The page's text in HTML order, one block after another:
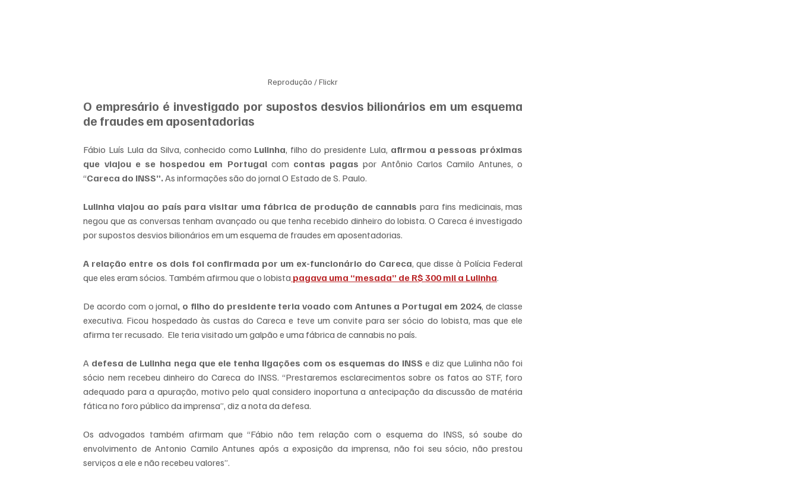
Reprodução / Flickr
O empresário é investigado por supostos desvios bilionários em um esquema
de fraudes em aposentadorias
Fábio Luís Lula da Silva, conhecido como Lulinha, filho do presidente Lula, afirmou a pessoas próximas
que viajou e se hospedou em Portugal com contas pagas por Antônio Carlos Camilo Antunes, o
“Careca do INSS”. As informações são do jornal O Estado de S. Paulo.
Lulinha viajou ao país para visitar uma fábrica de produção de cannabis para fins medicinais, mas
negou que as conversas tenham avançado ou que tenha recebido dinheiro do lobista. O Careca é investigado
por supostos desvios bilionários em um esquema de fraudes em aposentadorias.
A relação entre os dois foi confirmada por um ex-funcionário do Careca, que disse à Polícia Federal
que eles eram sócios. Também afirmou que o lobista pagava uma “mesada” de R$ 300 mil a Lulinha.
De acordo com o jornal, o filho do presidente teria voado com Antunes a Portugal em 2024, de classe
executiva. Ficou hospedado às custas do Careca e teve um convite para ser sócio do lobista, mas que ele
afirma ter recusado.  Ele teria visitado um galpão e uma fábrica de cannabis no país.
A defesa de Lulinha nega que ele tenha ligações com os esquemas do INSS e diz que Lulinha não foi
sócio nem recebeu dinheiro do Careca do INSS. “Prestaremos esclarecimentos sobre os fatos ao STF, foro
adequado para a apuração, motivo pelo qual considero inoportuna a antecipação da discussão de matéria
fática no foro público da imprensa”, diz a nota da defesa.
Os advogados também afirmam que “Fábio não tem relação com o esquema do INSS, só soube do
envolvimento de Antonio Camilo Antunes após a exposição da imprensa, não foi seu sócio, não prestou
serviços a ele e não recebeu valores”.